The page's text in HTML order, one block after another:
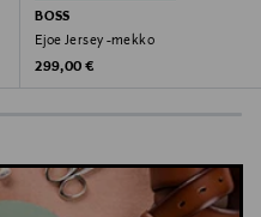
BOSS
Ejoe Jersey -mekko
Original Price
299,00 €